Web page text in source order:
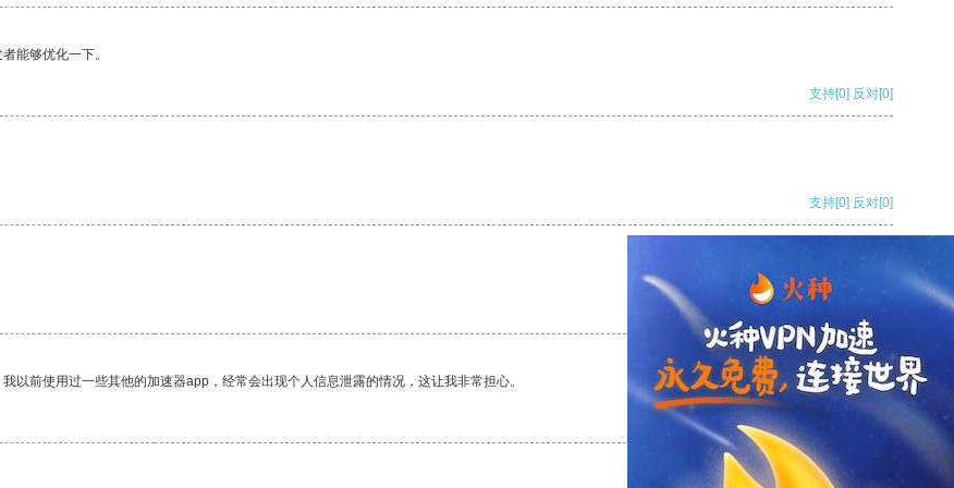
能够优化一下。
支持[0] 反对[0]
支持[0] 反对[0]
前使用过一些其他的加速器app，经常会出现个人信息泄露的情况，这让我非常担心。
反对